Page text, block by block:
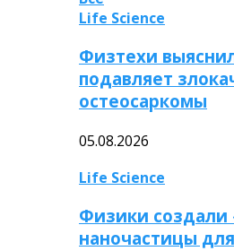
Life Science
Физтехи
подавляет
остеосаркомы
05.08.2026
Life Science
Физики
наночастицы